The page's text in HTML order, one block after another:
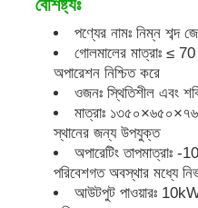
ডিজেল জেনারেটর সেট
পেট্রোল জেনারেটর সেট
ইনভার্টার জেনারেটর সেট
বৈশিষ্ট্যঃ
পণ্যের নামঃ নিম্ন শব্দ
গোলমালের মাত্রাঃ ≤
অপারেশন নিশ্চিত করে
ওজনঃ স্থিতিশীল এবং
মাত্রাঃ
স্থানের জন্য উপযুক্ত
অপারেটিং তাপমাত্রাঃ
পরিবেশগত অবস্থার মধ্যে
আউটপুট পাওয়ারঃ 10kW,